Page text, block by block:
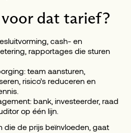
dat tarief?
cash- en
rapportages die sturen
team aansturen,
risico’s reduceren en
bank, investeerder, raad
op één lijn.
die de prijs beïnvloeden, gaat